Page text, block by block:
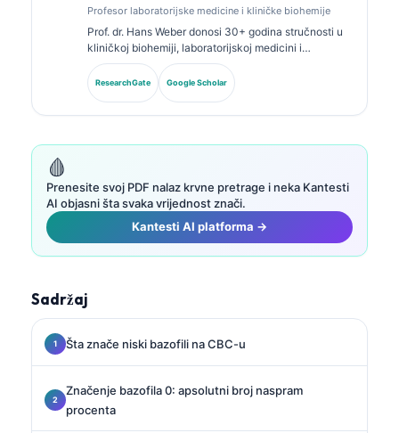
Profesor laboratorijske medicine i kliničke biohemije
Prof. dr. Hans Weber donosi 30+ godina stručnosti u
kliničkoj biohemiji, laboratorijskoj medicini i
istraživanju biomarkera. Bivši predsjednik Njemačkog
društva za kliničku hemiju, specijalizovan je za
analizu dijagnostičkih panela, standardizaciju
ResearchGate Google Scholar
🩸
Prenesite svoj PDF nalaz krvne pretrage i neka Kantesti
AI objasni šta svaka vrijednost znači.
Kantesti AI platforma →
Sadržaj
Šta znače niski bazofili na CBC-u
Značenje bazofila 0: apsolutni broj naspram
procenta